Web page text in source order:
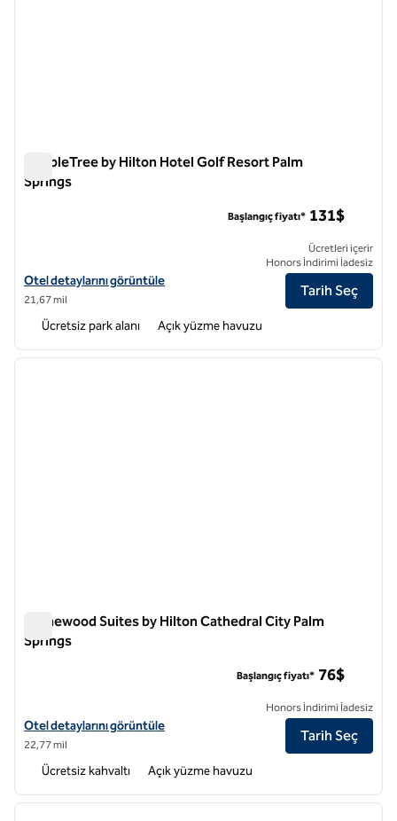
DoubleTree by Hilton Hotel Golf Resort Palm
Springs
DoubleTree by Hilton Hotel Golf Resort Palm Springs için otel
Otel detaylarını görüntüle
21,67 mil
Başlangıç fiyatı* 131$
Ücretleri içerir
Honors İndirimi İadesiz
Tarih Seç
Ücretsiz park alanı Açık yüzme havuzu
1 / 12
Homewood Suites by Hilton Cathedral City Palm
Springs
Homewood Suites by Hilton Cathedral City Palm Springs için otel
Otel detaylarını görüntüle
22,77 mil
Başlangıç fiyatı* 76$
Honors İndirimi İadesiz
Tarih Seç
Ücretsiz kahvaltı Açık yüzme havuzu
1 / 12